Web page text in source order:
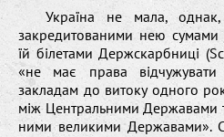
Україна не мала,
закредитованими нею
їй білетами Держскарбниці
«не має права
закладам до витоку одного
між Центральними Державами
ними великими Державами».